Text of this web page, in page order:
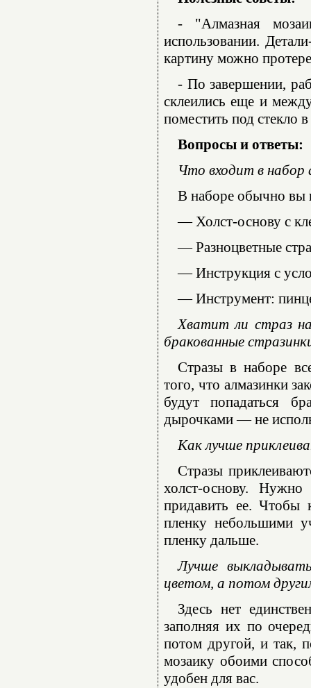
- "Алмазная
использовании.
картину можно
- По завершении,
склеились еще и
поместить под стекло
Вопросы и ответы:
Что входит в набор
В наборе обычно вы
— Холст-основу с
— Разноцветные
— Инструкция с
— Инструмент:
Хватит ли страз
бракованные
Стразы в наборе
того, что алмазинки
будут попадаться
дырочками — не
Как лучше
Стразы
холст-основу.
придавить ее. Чтобы
пленку небольшими
пленку дальше.
Лучше
цветом, а потом
Здесь нет
заполняя их по
потом другой, и так,
мозаику обоими
удобен для вас.